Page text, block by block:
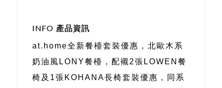
INFO 產品資訊
at.home全新餐檯套裝優惠，北歐木系
奶油風LONY餐檯，配襯2張LOWEN餐
椅及1張KOHANA長椅套裝優惠，同系